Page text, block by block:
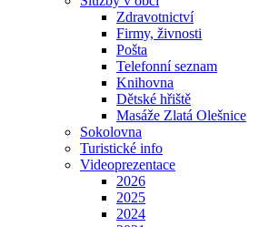
Zdravotnictví
Firmy, živnosti
Pošta
Telefonní seznam
Knihovna
Dětské hřiště
Masáže Zlatá Olešnice
Sokolovna
Turistické info
Videoprezentace
2026
2025
2024